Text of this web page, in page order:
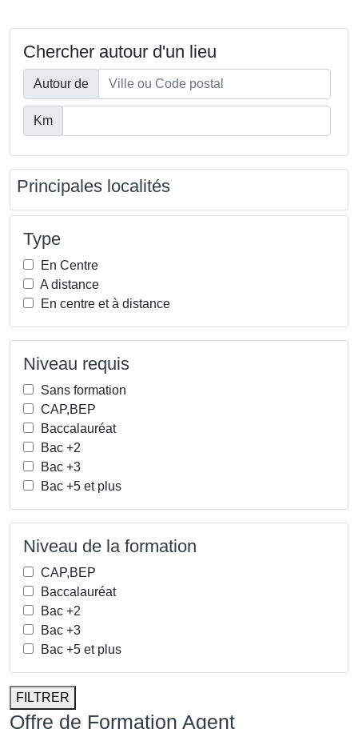
Chercher autour d'un lieu
Autour de
Km
Principales localités
Type
En Centre
A distance
En centre et à distance
Niveau requis
Sans formation
CAP,BEP
Baccalauréat
Bac +2
Bac +3
Bac +5 et plus
Niveau de la formation
CAP,BEP
Baccalauréat
Bac +2
Bac +3
Bac +5 et plus
FILTRER
Offre de Formation Agent